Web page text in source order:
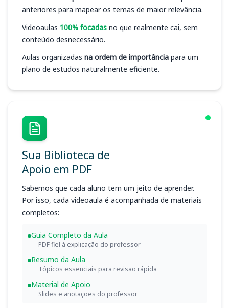
anteriores para mapear os temas de maior relevância.
Videoaulas 100% focadas no que realmente cai, sem
conteúdo desnecessário.
Aulas organizadas na ordem de importância para um
plano de estudos naturalmente eficiente.
Sua Biblioteca de
Apoio em PDF
Sabemos que cada aluno tem um jeito de aprender.
Por isso, cada videoaula é acompanhada de materiais
completos:
Guia Completo da Aula
PDF fiel à explicação do professor
Resumo da Aula
Tópicos essenciais para revisão rápida
Material de Apoio
Slides e anotações do professor